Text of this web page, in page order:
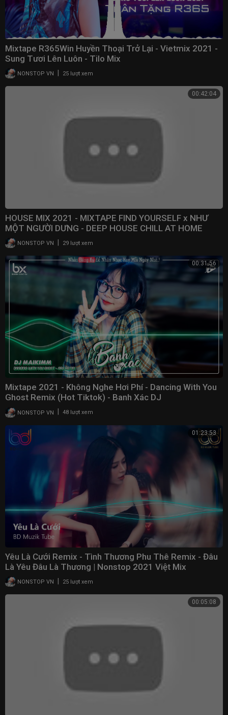
Mixtape R365Win Huyền Thoại Trở Lại - Vietmix 2021 -
Sung Tươi Lên Luôn - Tilo Mix
NONSTOP VN 25 lượt xem
00:42:04
HOUSE MIX 2021 - MIXTAPE FIND YOURSELF x NHƯ
MỘT NGƯỜI DƯNG - DEEP HOUSE CHILL AT HOME
NONSTOP VN 29 lượt xem
00:31:56
Mixtape 2021 - Không Nghe Hơi Phí - Dancing With You
Ghost Remix (Hot Tiktok) - Banh Xác DJ
NONSTOP VN 48 lượt xem
01:23:53
Yêu Là Cưới Remix - Tình Thương Phu Thê Remix - Đâu
Là Yêu Đâu Là Thương | Nonstop 2021 Việt Mix
NONSTOP VN 25 lượt xem
00:05:08